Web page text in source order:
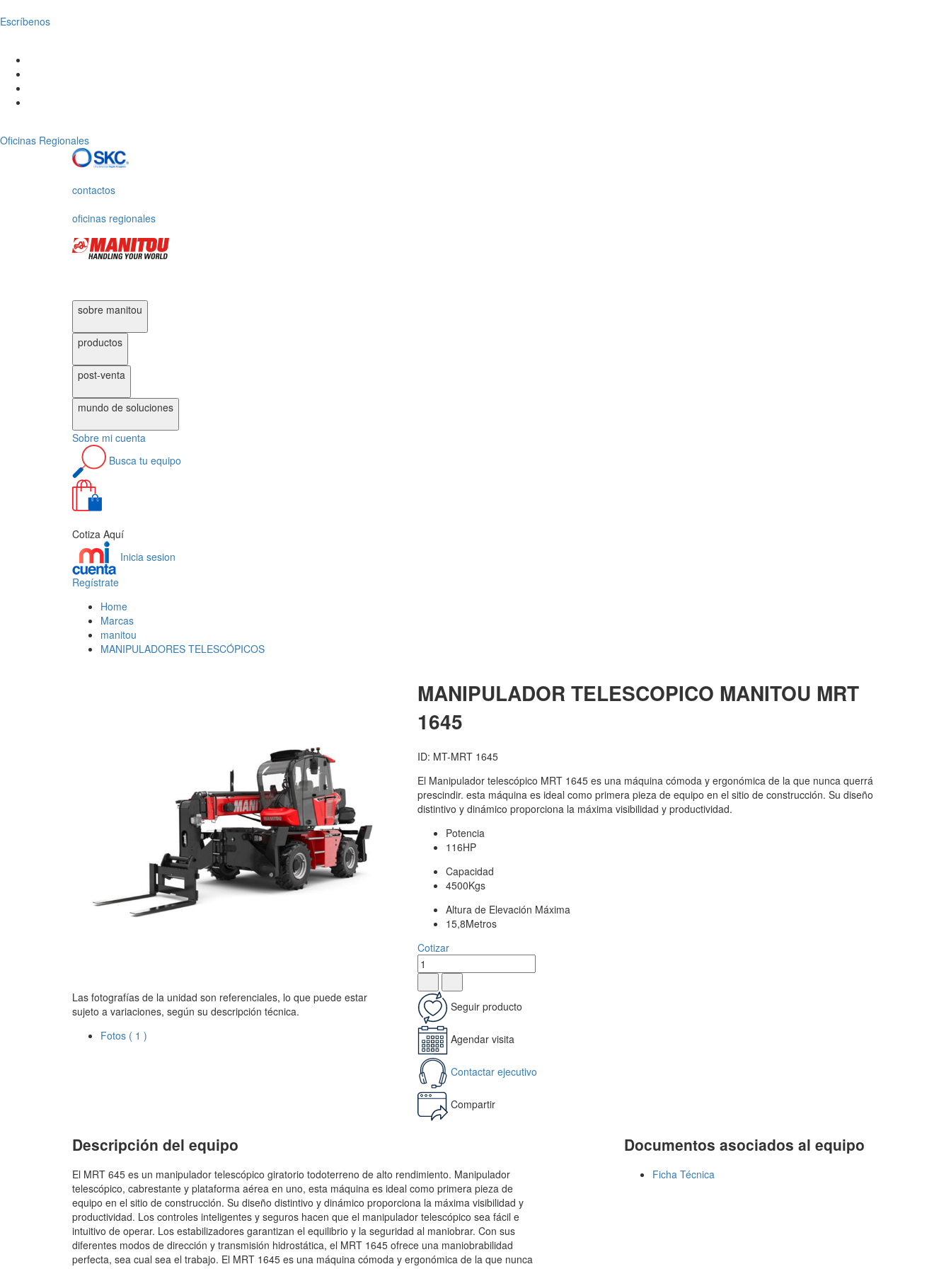
Escríbenos
Oficinas Regionales
contactos
oficinas regionales
sobre manitou
productos
post-venta
mundo de soluciones
Sobre mi cuenta
Busca tu equipo
Cotiza Aquí
Inicia sesion
Regístrate
Home
Marcas
manitou
MANIPULADORES TELESCÓPICOS
Las fotografías de la unidad son referenciales, lo que puede estar
sujeto a variaciones, según su descripción técnica.
Fotos ( 1 )
MANIPULADOR TELESCOPICO MANITOU MRT
1645
ID: MT-MRT 1645
El Manipulador telescópico MRT 1645 es una máquina cómoda y ergonómica de la que nunca querrá
prescindir. esta máquina es ideal como primera pieza de equipo en el sitio de construcción. Su diseño
distintivo y dinámico proporciona la máxima visibilidad y productividad.
Potencia
116HP
Capacidad
4500Kgs
Altura de Elevación Máxima
15,8Metros
Cotizar
Seguir producto
Agendar visita
Contactar ejecutivo
Compartir
Descripción del equipo
El MRT 645 es un manipulador telescópico giratorio todoterreno de alto rendimiento. Manipulador
telescópico, cabrestante y plataforma aérea en uno, esta máquina es ideal como primera pieza de
equipo en el sitio de construcción. Su diseño distintivo y dinámico proporciona la máxima visibilidad y
productividad. Los controles inteligentes y seguros hacen que el manipulador telescópico sea fácil e
intuitivo de operar. Los estabilizadores garantizan el equilibrio y la seguridad al maniobrar. Con sus
diferentes modos de dirección y transmisión hidrostática, el MRT 1645 ofrece una maniobrabilidad
perfecta, sea cual sea el trabajo. El MRT 1645 es una máquina cómoda y ergonómica de la que nunca
Documentos asociados al equipo
Ficha Técnica